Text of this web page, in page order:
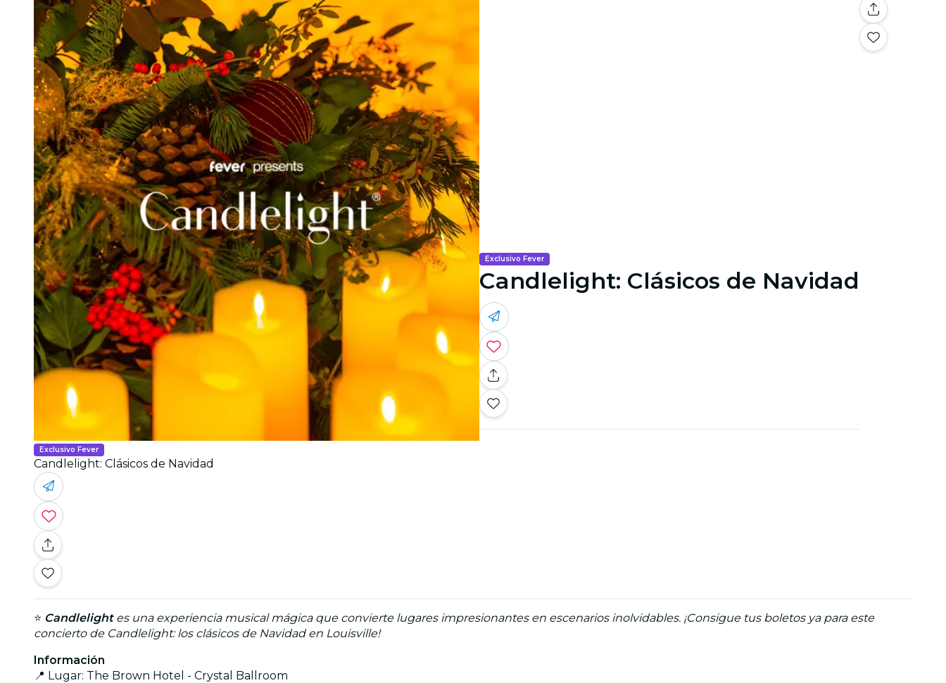
Exclusivo Fever
Candlelight: Clásicos de Navidad
Exclusivo Fever
Candlelight: Clásicos de Navidad
⭐ Candlelightes una experiencia musical mágica que convierte lugares impresionantes en escenarios inolvidables. ¡Consigue tus boletos ya para este
concierto de Candlelight: los clásicos de Navidad en Louisville!
Información
📍 Lugar: The Brown Hotel - Crystal Ballroom